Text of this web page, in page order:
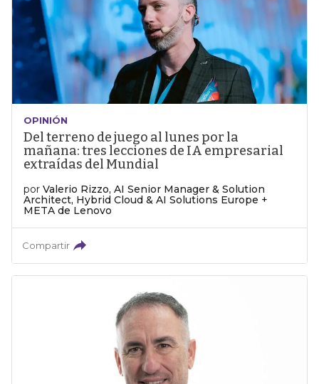
OPINIÓN
Del terreno de juego al lunes por la
mañana: tres lecciones de IA empresarial
extraídas del Mundial
por Valerio Rizzo, AI Senior Manager & Solution
Architect, Hybrid Cloud & AI Solutions Europe +
META de Lenovo
Compartir